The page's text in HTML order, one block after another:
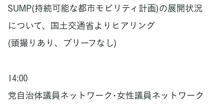
SUMP(持続可能な都市モビリティ計画)の展開状況
について、国土交通省よりヒアリング
(頭撮りあり、ブリーフなし)
14:00
党自治体議員ネットワーク･女性議員ネットワーク